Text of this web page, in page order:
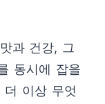
과 건강, 그
동시에 잡을
더 이상 무엇